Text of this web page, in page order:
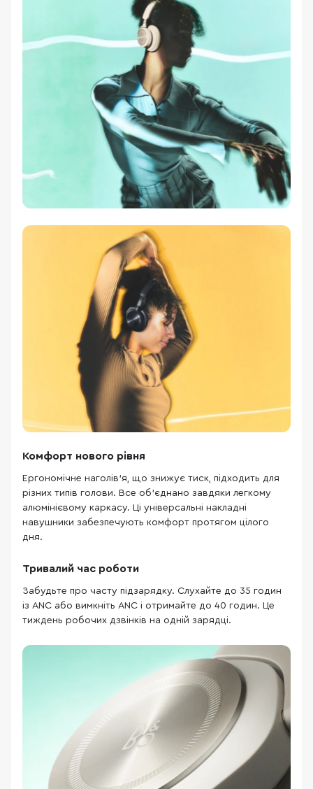
Комфорт нового рівня
Ергономічне наголів’я, що знижує тиск, підходить для
різних типів голови. Все об’єднано завдяки легкому
алюмінієвому каркасу. Ці універсальні накладні
навушники забезпечують комфорт протягом цілого
дня.
Тривалий час роботи
Забудьте про часту підзарядку. Слухайте до 35 годин
із ANC або вимкніть ANC і отримайте до 40 годин. Це
тиждень робочих дзвінків на одній зарядці.